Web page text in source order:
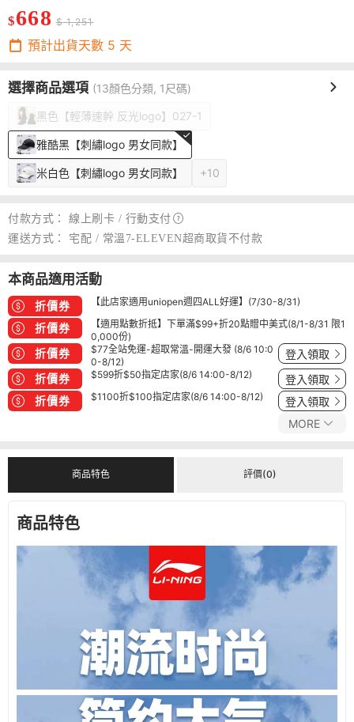
$668 $ 1,251
預計出貨天數 5 天
選擇商品選項 (13顏色分類, 1尺碼)
黑色【輕薄速幹 反光logo】027-1
雅酷黑【刺繡logo 男女同款】
米白色【刺繡logo 男女同款】 +10
付款方式： 線上刷卡 / 行動支付
運送方式：
宅配 / 常溫7-ELEVEN超商取貨不付款
本商品適用活動
折價券 【此店家適用uniopen週四ALL好運】(7/30-8/31)
折價券
【適用點數折抵】下單滿$99+折20點贈中美式(8/1-8/31 限1
0,000份)
折價券
$77全站免運-超取常溫-開運大發 (8/6 10:0
0-8/12)
登入領取
折價券 $599折$50指定店家(8/6 14:00-8/12) 登入領取
折價券 $1100折$100指定店家(8/6 14:00-8/12) 登入領取
MORE
商品特色 評價(0)
商品特色